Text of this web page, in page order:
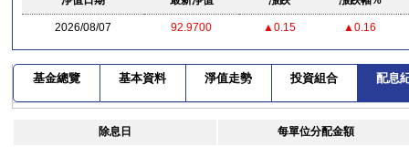
2026/08/07 92.9700 ▲0.15 ▲0.16
基金總覽 基本資料 淨值走勢 投資組合 配息
除息日 每單位分配金額